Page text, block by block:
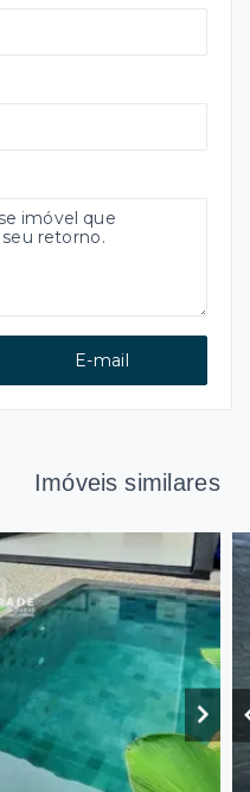
E-mail
Imóveis similares